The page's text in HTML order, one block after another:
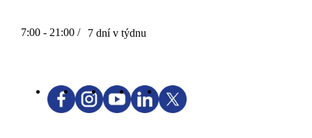
7:00 - 21:00 / 7 dní v týdnu